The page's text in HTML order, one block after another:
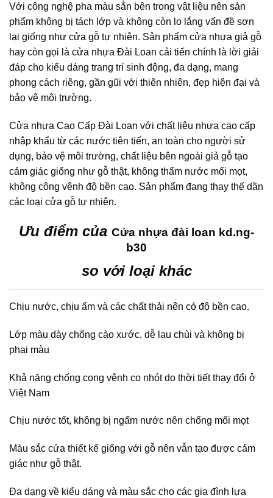
Với công nghệ pha màu sẳn bên trong vật liệu nên sản
phẩm không bị tách lớp và không còn lo lắng vấn đề sơn
lại giống như cửa gỗ tự nhiên. Sản phẩm cửa nhựa giả gỗ
hay còn gọi là cửa nhựa Đài Loan cải tiến chính là lời giải
đáp cho kiểu dáng trang trí sinh động, đa dạng, mang
phong cách riêng, gần gũi với thiên nhiên, đẹp hiện đại và
bảo vệ môi trường.
Cửa nhựa Cao Cấp Đài Loan với chất liệu nhựa cao cấp
nhập khẩu từ các nước tiên tiến, an toàn cho người sử
dụng, bảo vệ môi trường, chất liệu bên ngoài giả gỗ tạo
cảm giác giống như gỗ thật, không thấm nước mối mọt,
không công vênh độ bền cao. Sản phẩm đang thay thế dần
các loại cửa gỗ tự nhiên.
Ưu điểm của Cửa nhựa đài loan kd.ng-
b30
so với loại khác
Chịu nước, chịu ẩm và các chất thải nên có độ bền cao.
Lớp màu dày chống cào xước, dễ lau chùi và không bị
phai màu
Khả năng chống cong vênh co nhót do thời tiết thay đổi ở
Việt Nam
Chịu nước tốt, không bị ngấm nước nên chống mối mọt
Màu sắc cửa thiết kế giống với gỗ nên vẫn tạo được cảm
giác như gỗ thật.
Đa dạng về kiểu dáng và màu sắc cho các gia đình lựa